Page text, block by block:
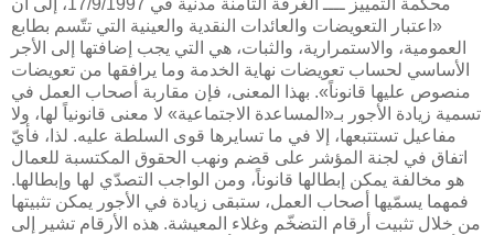
محكمة التمييز ــــ الغرفة الثامنة مدنية في 17/9/1997، إلى أن
«اعتبار التعويضات والعائدات النقدية والعينية التي تتّسم بطابع
العمومية، والاستمرارية، والثبات، هي التي يجب إضافتها إلى الأجر
الأساسي لحساب تعويضات نهاية الخدمة وما يرافقها من تعويضات
منصوص عليها قانوناً». بهذا المعنى، فإن مقاربة أصحاب العمل في
تسمية زيادة الأجور بـ«المساعدة الاجتماعية» لا معنى قانونياً لها، ولا
مفاعيل تستتبعها، إلا في ما تسايرها قوى السلطة عليه. لذا، فأيّ
اتفاق في لجنة المؤشر على قضم ونهب الحقوق المكتسبة للعمال
هو مخالفة يمكن إبطالها قانوناً، ومن الواجب التصدّي لها وإبطالها.
فمهما يسمّيها أصحاب العمل، ستبقى زيادة في الأجور يمكن تثبيتها
من خلال تثبيت أرقام التضخّم وغلاء المعيشة. هذه الأرقام تشير إلى